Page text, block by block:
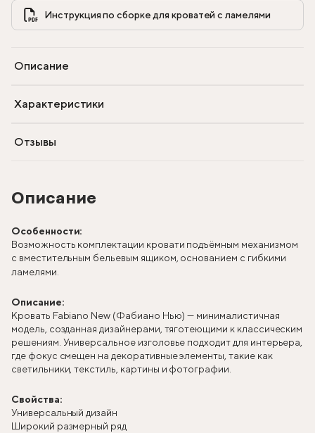
Описание
Особенности:
Возможность комплектации кровати подъёмным механизмом
с вместительным бельевым ящиком, основанием с гибкими
ламелями.
Описание:
Кровать Fabiano New (Фабиано Нью) — минималистичная
модель, созданная дизайнерами, тяготеющими к классическим
решениям. Универсальное изголовье подходит для интерьера,
где фокус смещен на декоративные элементы, такие как
светильники, текстиль, картины и фотографии.
Свойства:
Универсальный дизайн
Широкий размерный ряд
Описание
Характеристики
Отзывы